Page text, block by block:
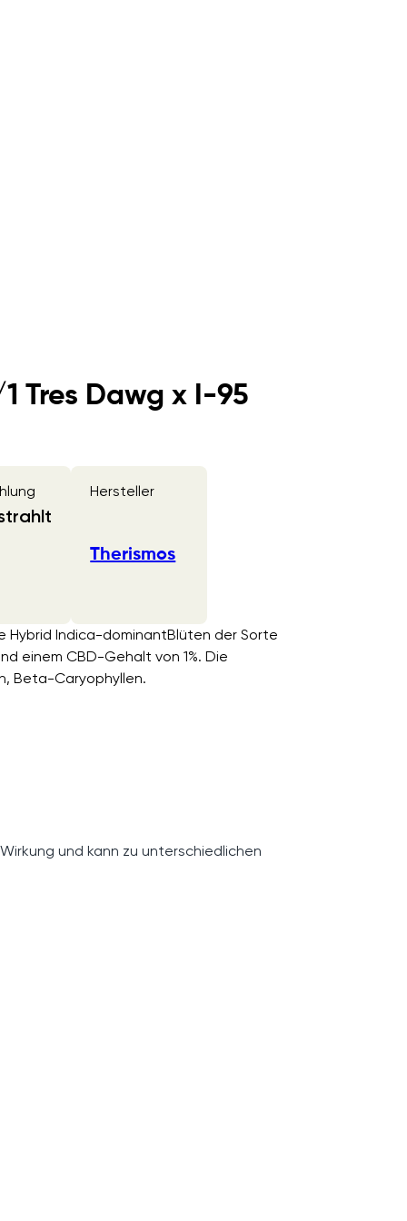
Tres Dawg x I-95
Hersteller
Therismos
Hybrid Indica-dominantBlüten der Sorte
einem CBD-Gehalt von 1%. Die
Beta-Caryophyllen.
und kann zu unterschiedlichen